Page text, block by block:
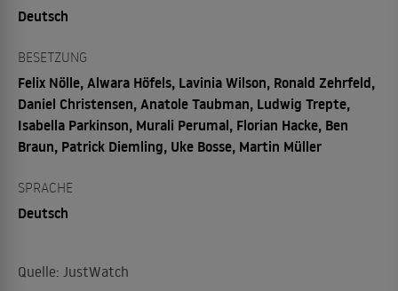
Deutsch
BESETZUNG
Felix Nölle, Alwara Höfels, Lavinia Wilson, Ronald Zehrfeld,
Daniel Christensen, Anatole Taubman, Ludwig Trepte,
Isabella Parkinson, Murali Perumal, Florian Hacke, Ben
Braun, Patrick Diemling, Uke Bosse, Martin Müller
SPRACHE
Deutsch
Quelle: JustWatch